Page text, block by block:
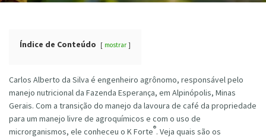
Índice de Conteúdo mostrar
Carlos Alberto da Silva é engenheiro agrônomo, responsável pelo
manejo nutricional da Fazenda Esperança, em Alpinópolis, Minas
Gerais. Com a transição do manejo da lavoura de café da propriedade
para um manejo livre de agroquímicos e com o uso de
microrganismos, ele conheceu o K Forte®. Veja quais são os